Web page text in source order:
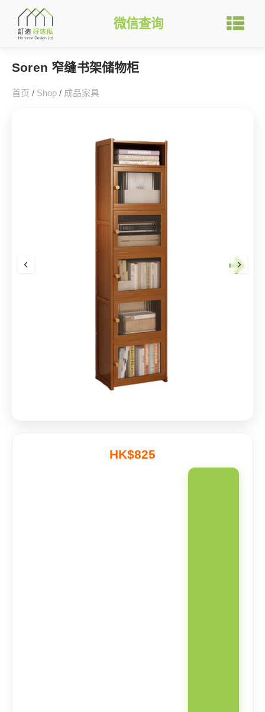
微信查询
Soren 窄缝书架储物柜
首页 / Shop / 成品家具
HK$825